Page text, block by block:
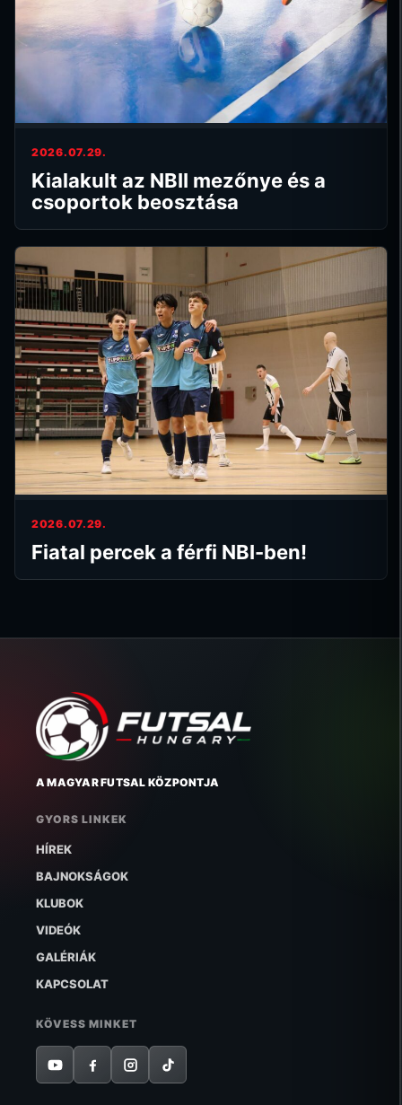
2026.07.29.
Kialakult az NBII mezőnye és a
csoportok beosztása
2026.07.29.
Fiatal percek a férfi NBI-ben!
A MAGYAR FUTSAL KÖZPONTJA
GYORS LINKEK
HÍREK
BAJNOKSÁGOK
KLUBOK
VIDEÓK
GALÉRIÁK
KAPCSOLAT
KÖVESS MINKET